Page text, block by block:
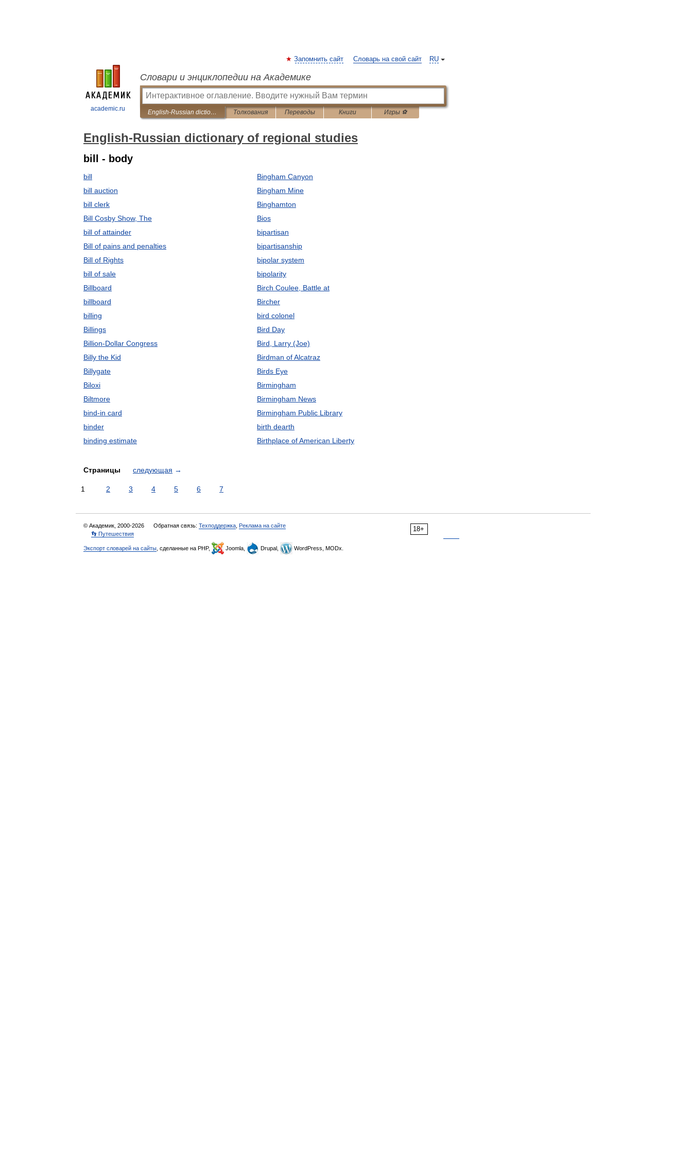
academic.ru
RU
Запомнить сайт Словарь на свой сайт
Словари и энциклопедии на Академике
English-Russian dictionary of regional studies Толкования Переводы Книги Игры ⚽
English-Russian dictionary of regional studies
bill - body
bill
bill auction
bill clerk
Bill Cosby Show, The
bill of attainder
Bill of pains and penalties
Bill of Rights
bill of sale
Billboard
billboard
billing
Billings
Billion-Dollar Congress
Billy the Kid
Billygate
Biloxi
Biltmore
bind-in card
binder
binding estimate
Bingham Canyon
Bingham Mine
Binghamton
Bios
bipartisan
bipartisanship
bipolar system
bipolarity
Birch Coulee, Battle at
Bircher
bird colonel
Bird Day
Bird, Larry (Joe)
Birdman of Alcatraz
Birds Eye
Birmingham
Birmingham News
Birmingham Public Library
birth dearth
Birthplace of American Liberty
Страницы следующая →
1 2 3 4 5 6 7
18+
© Академик, 2000-2026 Обратная связь: Техподдержка Реклама на сайте
👣 Путешествия
Экспорт словарей на сайты , сделанные на PHP, Joomla, Drupal, WordPress, MODx.